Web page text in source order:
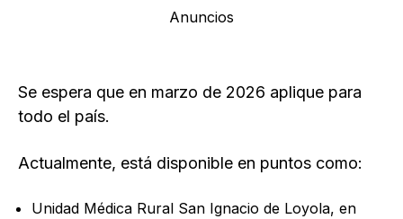
Anuncios
Se espera que en marzo de 2026 aplique para
todo el país.
Actualmente, está disponible en puntos como:
Unidad Médica Rural San Ignacio de Loyola, en